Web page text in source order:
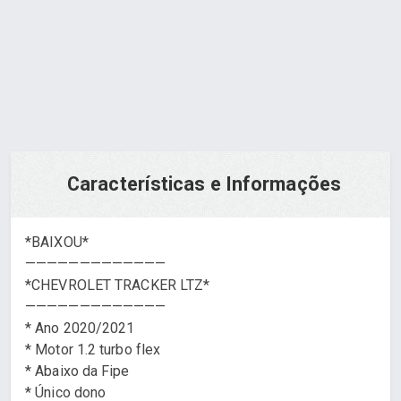
Características e Informações
*BAIXOU*
—————————————
*CHEVROLET TRACKER LTZ*
—————————————
* Ano 2020/2021
* Motor 1.2 turbo flex
* Abaixo da Fipe
* Único dono